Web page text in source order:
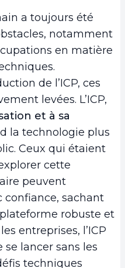
a toujours été
notamment
en matière
de l’ICP, ces
levées. L’ICP,
et à sa
la technologie plus
Ceux qui étaient
cette
peuvent
sachant
robuste et
entreprises, l’ICP
lancer sans les
techniques